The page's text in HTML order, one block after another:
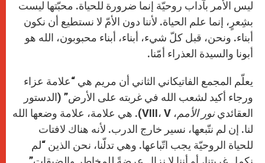
ليس الأمر بآداب روحيّة إنما ضرورة للحياة. محبّتها ليست
بشِعرٍ، إنما علم الحياة. لأننا دون الأمّ لا نستطيع أن نكون
أبناء. ونحن، قبل كلّ شيء، أبناء، أبناء محبوبون، الله هو
أبونا والسيدة العذراء أمّنا.
يعلّم المجمع الفاتيكاني الثاني أن مريم هي “علامة عزاء
ورجاء أكيد لشعب الله في غربته على الأرض” (الدستور
العقائدينور الأمم
، VIII، V). هي علامة، علامة وضعها الله
لنا. إن لم نتّبعها، نسير خارج الدرب. لأنه هناك لافتات
للحياة الروحيّة يجب اتّباعها. وهي تدلّنا، نحن الذين “لم